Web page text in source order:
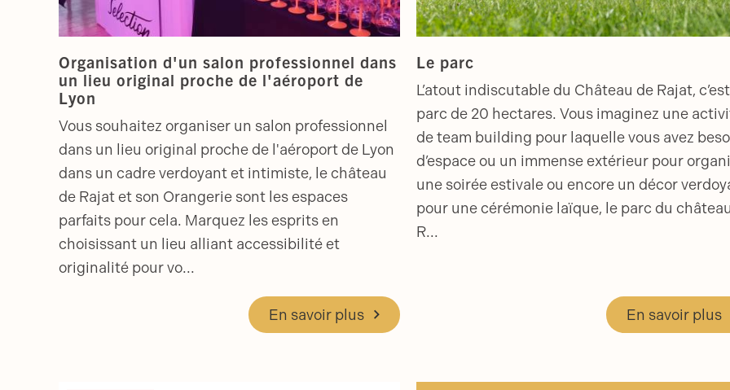
Organisation d'un salon professionnel dans
un lieu original proche de l'aéroport de
Lyon
Vous souhaitez organiser un salon professionnel
dans un lieu original proche de l'aéroport de Lyon
dans un cadre verdoyant et intimiste, le château
de Rajat et son Orangerie sont les espaces
parfaits pour cela. Marquez les esprits en
choisissant un lieu alliant accessibilité et
originalité pour vo...
En savoir plus
Le parc
L’atout indiscutable du Château de Rajat,
parc de 20 hectares. Vous imaginez une
de team building pour laquelle vous avez
d’espace ou un immense extérieur pour
une soirée estivale ou encore un décor
pour une cérémonie laïque, le parc du
R...
En savoir plus